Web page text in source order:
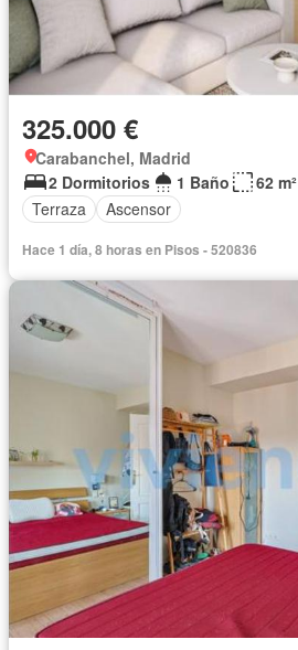
325.000 €
Carabanchel, Madrid
2 Dormitorios
1 Baño
62 m²
Terraza
Ascensor
Hace 1 día, 8 horas en Pisos - 520836